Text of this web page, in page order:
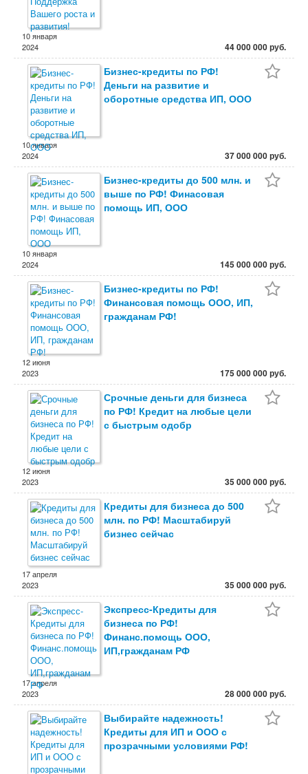
10 января
2024
44 000 000 руб.
Бизнес-кредиты по РФ!
Деньги на развитие и
оборотные средства ИП, ООО
10 января
2024
37 000 000 руб.
Бизнес-кредиты до 500 млн. и
выше по РФ! Финасовая
помощь ИП, ООО
10 января
2024
145 000 000 руб.
Бизнес-кредиты по РФ!
Финансовая помощь ООО, ИП,
гражданам РФ!
12 июня
2023
175 000 000 руб.
Срочные деньги для бизнеса
по РФ! Кредит на любые цели
с быстрым одобр
12 июня
2023
35 000 000 руб.
Кредиты для бизнеса до 500
млн. по РФ! Масштабируй
бизнес сейчас
17 апреля
2023
35 000 000 руб.
Экспресс-Кредиты для
бизнеса по РФ!
Финанс.помощь ООО,
ИП,гражданам РФ
17 апреля
2023
28 000 000 руб.
Выбирайте надежность!
Кредиты для ИП и ООО с
прозрачными условиями РФ!